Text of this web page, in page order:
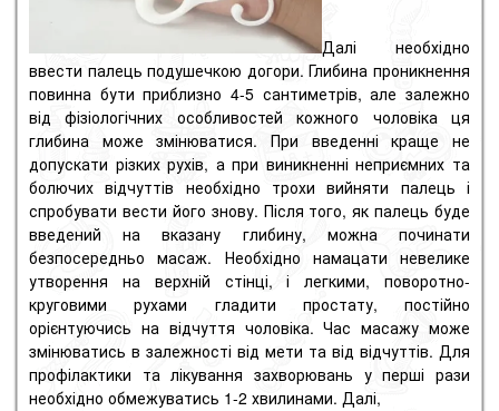
Далі необхідно
ввести палець подушечкою догори. Глибина проникнення
повинна бути приблизно 4-5 сантиметрів, але залежно
від фізіологічних особливостей кожного чоловіка ця
глибина може змінюватися.
При введенні краще не
допускати різких рухів, а при виникненні неприємних та
болючих відчуттів необхідно трохи вийняти палець і
спробувати вести його знову. Після того, як палець буде
введений на вказану глибину, можна починати
безпосередньо масаж.
Необхідно намацати невелике
утворення на верхній стінці, і легкими, поворотно-
круговими рухами гладити простату, постійно
орієнтуючись на відчуття чоловіка. Час масажу може
змінюватись в залежності від мети та від відчуттів. Для
профілактики та лікування захворювань у перші рази
необхідно обмежуватись 1-2 хвилинами. Далі,